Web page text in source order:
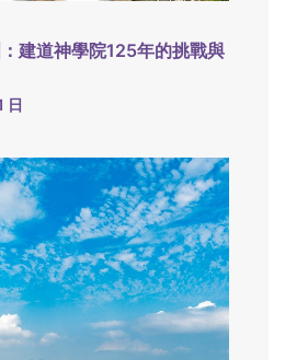
建道神學院125年的挑戰與
日